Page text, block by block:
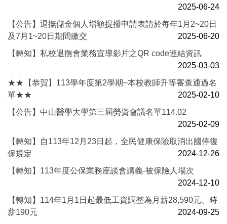
2025-06-24
【公告】退撫儲金個人增額提撥申請表請於每年1月2~20日
及7月1~20日期間繳交
2025-06-20
【轉知】私校退撫會業務宣導影片之QR code連結資訊
2025-03-03
★★【恭賀】113學年度第2學期~本校教師升等審查通過名
單★★
2025-02-10
【公告】中山醫學大學第三屆勞資會議名單114.02
2025-02-09
【轉知】自113年12月23日起，全民健康保險取消出國停復
保規定
2024-12-26
【轉知】113年度公保業務座談會講義-被保險人場次
2024-12-10
【轉知】114年1月1日起最低工資調整為月薪28,590元、時
薪190元
2024-09-25